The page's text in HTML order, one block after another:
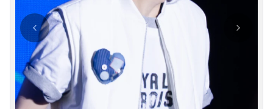
사진 탐색 가능